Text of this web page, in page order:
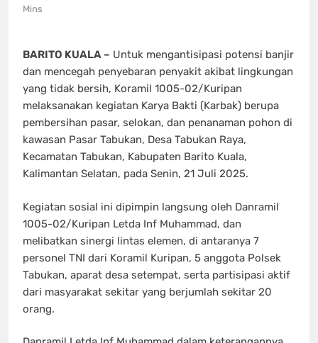
Mins
BARITO KUALA – Untuk mengantisipasi potensi banjir
dan mencegah penyebaran penyakit akibat lingkungan
yang tidak bersih, Koramil 1005-02/Kuripan
melaksanakan kegiatan Karya Bakti (Karbak) berupa
pembersihan pasar, selokan, dan penanaman pohon di
kawasan Pasar Tabukan, Desa Tabukan Raya,
Kecamatan Tabukan, Kabupaten Barito Kuala,
Kalimantan Selatan, pada Senin, 21 Juli 2025.
Kegiatan sosial ini dipimpin langsung oleh Danramil
1005-02/Kuripan Letda Inf Muhammad, dan
melibatkan sinergi lintas elemen, di antaranya 7
personel TNI dari Koramil Kuripan, 5 anggota Polsek
Tabukan, aparat desa setempat, serta partisipasi aktif
dari masyarakat sekitar yang berjumlah sekitar 20
orang.